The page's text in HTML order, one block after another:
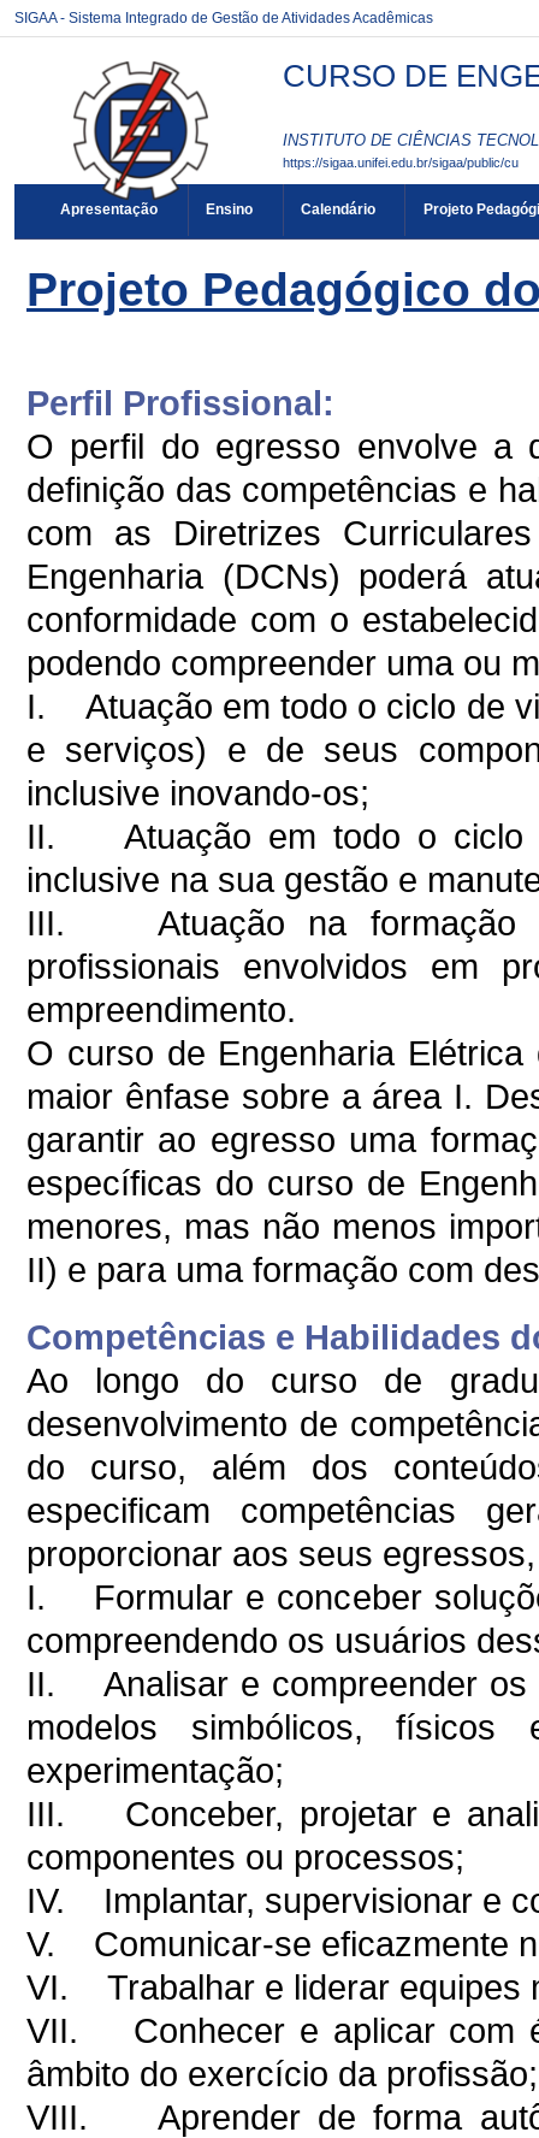
SIGAA - Sistema Integrado de Gestão de Atividades Acadêmicas
CURSO DE
INSTITUTO DE CIÊNCIAS
https://sigaa.unifei.edu.br/sigaa/public/cu
Apresentação Ensino Calendário Projeto
Projeto Pedagógico
Perfil Profissional:
O perfil do egresso envolve a
definição das competências e
com as Diretrizes
Engenharia (DCNs) poderá
conformidade com o
podendo compreender uma ou
I. Atuação em todo o ciclo de
e serviços) e de seus
inclusive inovando-os;
II. Atuação em todo o ciclo
inclusive na sua gestão e
III. Atuação na formação e
profissionais envolvidos em
empreendimento.
O curso de Engenharia
maior ênfase sobre a área I.
garantir ao egresso uma
específicas do curso de
menores, mas não menos
II) e para uma formação com
Competências e Habilidades
Ao longo do curso de
desenvolvimento de
do curso, além dos
especificam competências
proporcionar aos seus
I. Formular e conceber
compreendendo os usuários
II. Analisar e compreender os
modelos simbólicos,
experimentação;
III. Conceber, projetar e
componentes ou processos;
IV. Implantar, supervisionar e
V. Comunicar-se eficazmente
VI. Trabalhar e liderar equipes
VII. Conhecer e aplicar com
âmbito do exercício da profissão;
VIII. Aprender de forma